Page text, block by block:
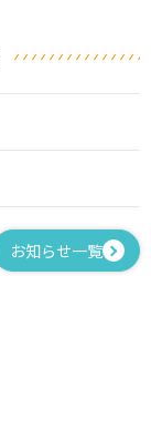
お知らせ一覧